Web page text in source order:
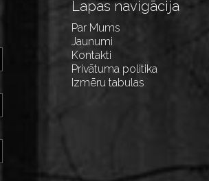
Lapas navigācija
Par Mums
Jaunumi
Kontakti
Privātuma politika
Izmēru tabulas